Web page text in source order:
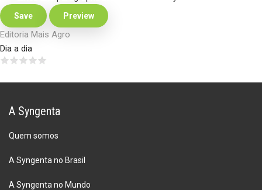
Editoria Mais Agro
Dia a dia
A Syngenta
Quem somos
A Syngenta no Brasil
A Syngenta no Mundo